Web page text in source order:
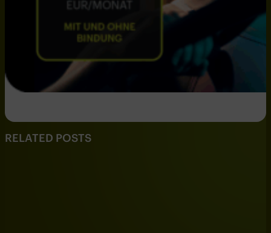
RELATED POSTS